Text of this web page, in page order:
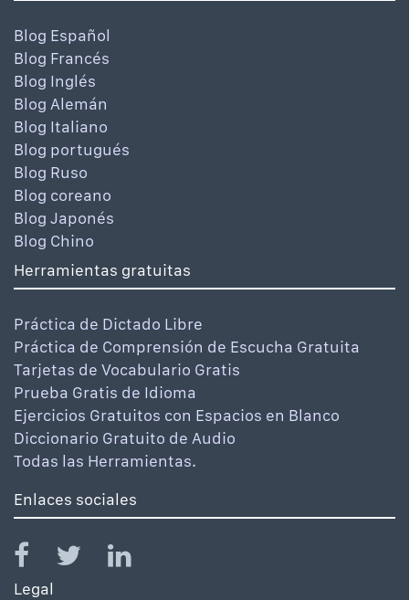
Blog Español
Blog Francés
Blog Inglés
Blog Alemán
Blog Italiano
Blog portugués
Blog Ruso
Blog coreano
Blog Japonés
Blog Chino
Herramientas gratuitas
Práctica de Dictado Libre
Práctica de Comprensión de Escucha Gratuita
Tarjetas de Vocabulario Gratis
Prueba Gratis de Idioma
Ejercicios Gratuitos con Espacios en Blanco
Diccionario Gratuito de Audio
Todas las Herramientas.
Enlaces sociales
Legal